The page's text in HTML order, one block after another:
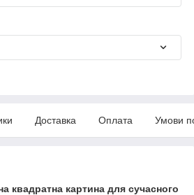
Доставка Оплата Умови
квадратна картина для сучасного